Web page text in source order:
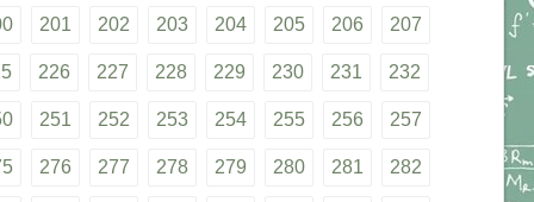
201 202 203 204 205 206 207
226 227 228 229 230 231 232
251 252 253 254 255 256 257
276 277 278 279 280 281 282